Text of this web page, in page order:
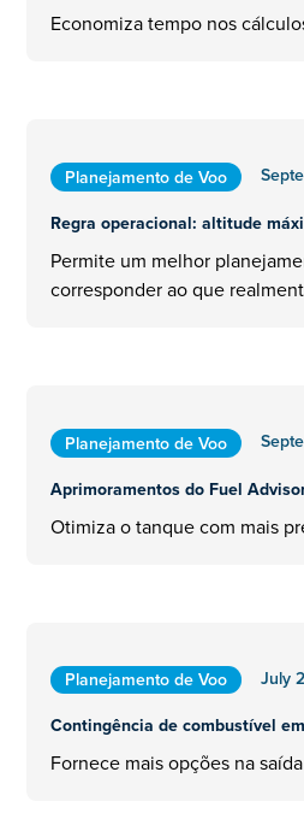
Economiza tempo nos
Planejamento de Voo
Regra operacional: altitude
Permite um melhor
corresponder ao que
Planejamento de Voo
Aprimoramentos do Fuel
Otimiza o tanque com mais
Planejamento de Voo
July
Contingência de combustível
Fornece mais opções na